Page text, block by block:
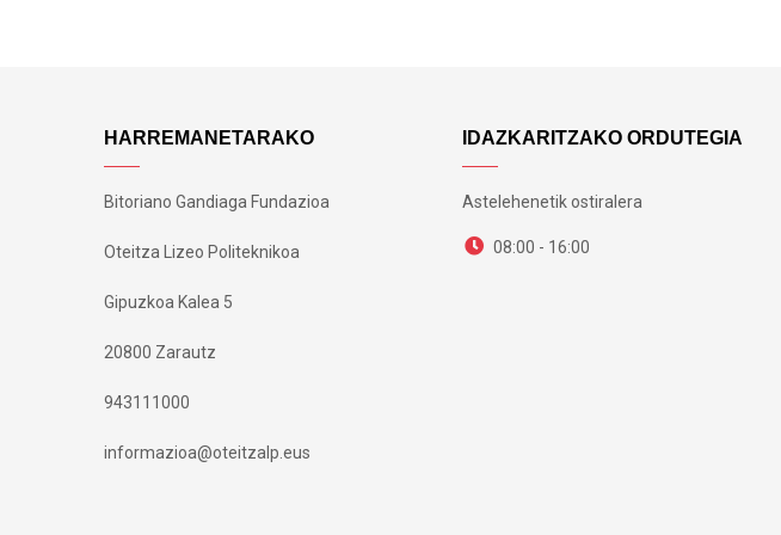
HARREMANETARAKO
Bitoriano Gandiaga Fundazioa
Oteitza Lizeo Politeknikoa
Gipuzkoa Kalea 5
20800 Zarautz
943111000
informazioa@oteitzalp.eus
IDAZKARITZAKO ORDUTEGIA
Astelehenetik ostiralera
08:00 - 16:00